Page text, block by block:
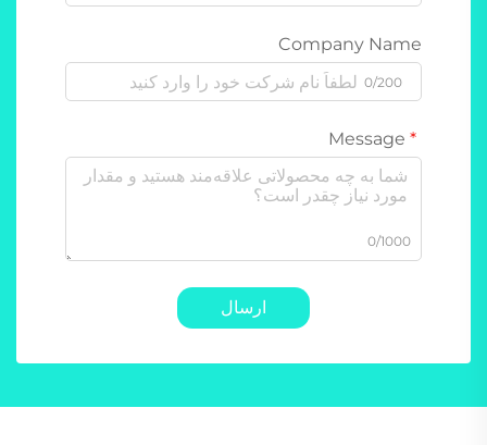
Company Name
0/200
0/1000
ارسال